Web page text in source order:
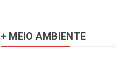
+ MEIO AMBIENTE